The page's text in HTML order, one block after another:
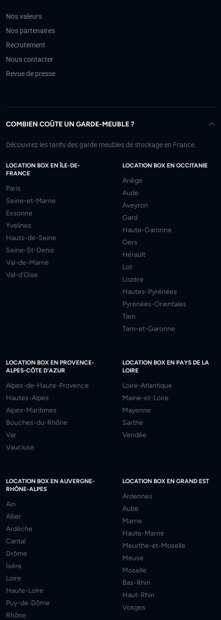
Nos valeurs
Nos partenaires
Recrutement
Nous contacter
Revue de presse
COMBIEN COÛTE UN GARDE-MEUBLE ?
Découvrez les tarifs des garde meubles de stockage en France.
LOCATION BOX EN ÎLE-DE-
FRANCE
Paris
Seine-et-Marne
Essonne
Yvelines
Hauts-de-Seine
Seine-St-Denis
Val-de-Marne
Val-d'Oise
LOCATION BOX EN OCCITANIE
Ariège
Aude
Aveyron
Gard
Haute-Garonne
Gers
Hérault
Lot
Lozère
Hautes-Pyrénées
Pyrénées-Orientales
Tarn
Tarn-et-Garonne
LOCATION BOX EN PROVENCE-
ALPES-CÔTE D'AZUR
Alpes-de-Haute-Provence
Hautes-Alpes
Alpes-Maritimes
Bouches-du-Rhône
Var
Vaucluse
LOCATION BOX EN PAYS DE LA
LOIRE
Loire-Atlantique
Maine-et-Loire
Mayenne
Sarthe
Vendée
LOCATION BOX EN AUVERGNE-
RHÔNE-ALPES
Ain
Allier
Ardèche
Cantal
Drôme
Isère
Loire
Haute-Loire
Puy-de-Dôme
Rhône
LOCATION BOX EN GRAND EST
Ardennes
Aube
Marne
Haute-Marne
Meurthe-et-Moselle
Meuse
Moselle
Bas-Rhin
Haut-Rhin
Vosges